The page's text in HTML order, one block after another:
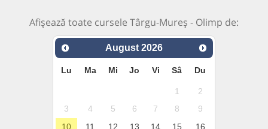
Afișează toate cursele Târgu-Mureș - Olimp de:
August 2026
Lu Ma Mi Jo Vi Sâ Du
1
2
3
4 5 6 7 8
9
10
11 12 13 14 15
16